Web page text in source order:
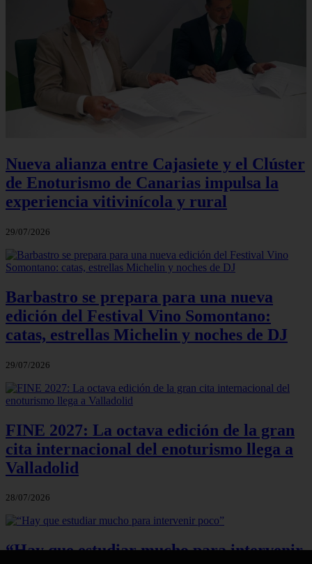
Nueva alianza entre Cajasiete y el Clúster
de Enoturismo de Canarias impulsa la
experiencia vitivinícola y rural
29/07/2026
Barbastro se prepara para una nueva
edición del Festival Vino Somontano:
catas, estrellas Michelin y noches de DJ
29/07/2026
FINE 2027: La octava edición de la gran
cita internacional del enoturismo llega a
Valladolid
28/07/2026
“Hay que estudiar mucho para intervenir